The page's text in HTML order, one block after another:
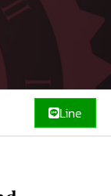
Line